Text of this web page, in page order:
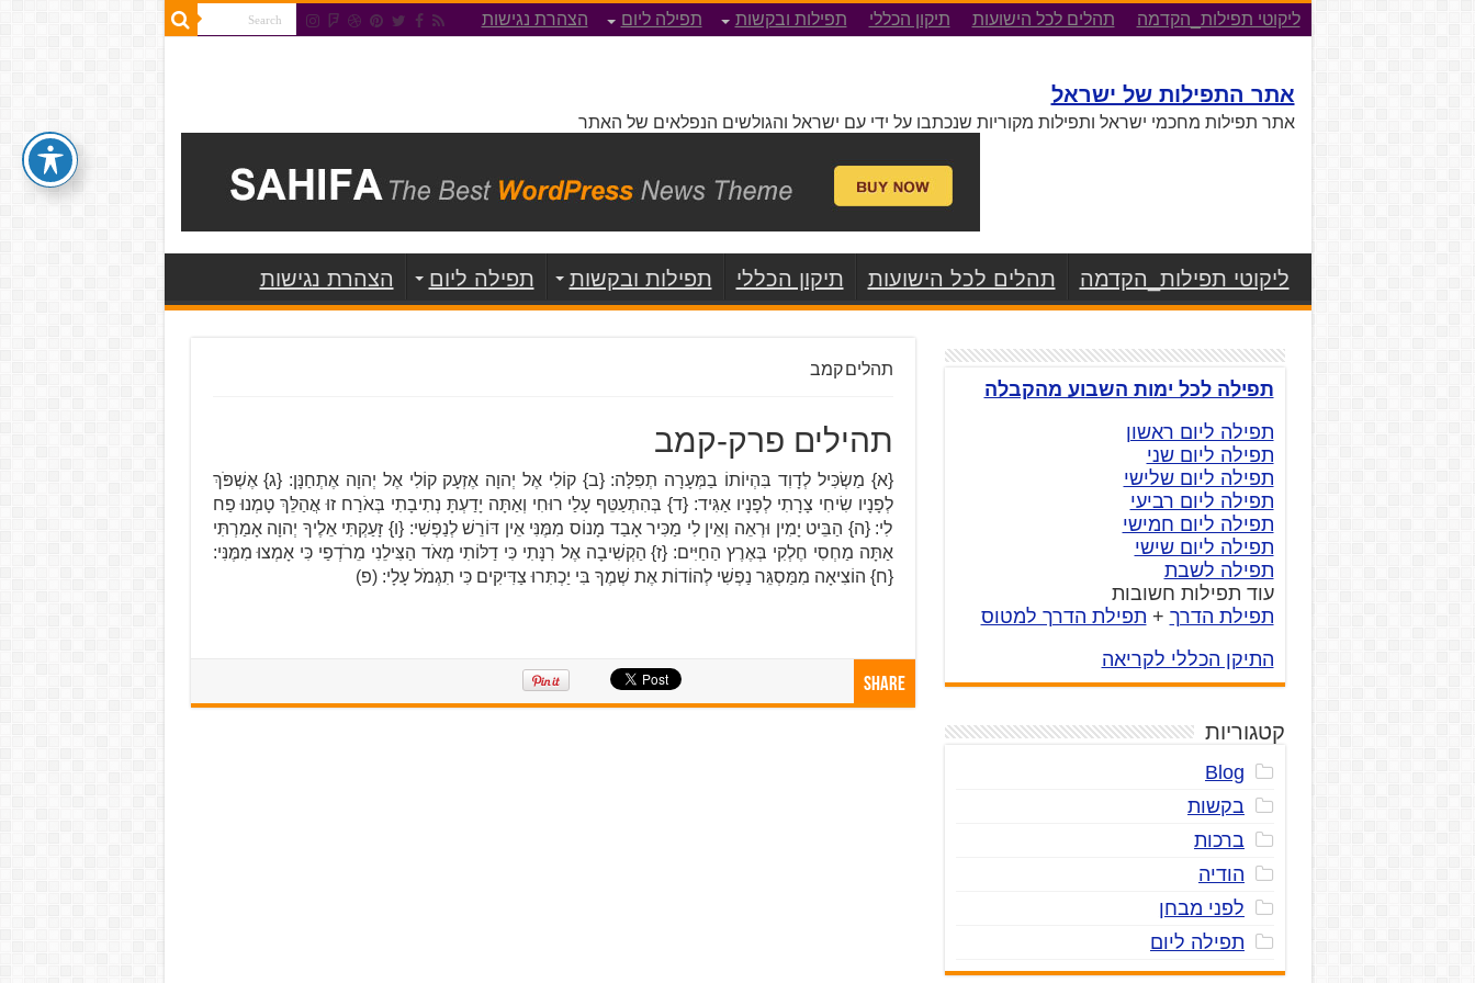
ליקוטי תפילות_הקדמה תהלים לכל הישועות תיקון הכללי תפילות ובקשות תפילה ליום הצהרת נגישות
אתר התפילות של ישראל
אתר תפילות מחכמי ישראל ותפילות מקוריות שנכתבו על ידי עם ישראל והגולשים הנפלאים של האתר
ליקוטי תפילות_הקדמה תהלים לכל הישועות תיקון הכללי תפילות ובקשות תפילה ליום הצהרת נגישות
תהלים קמב
תהילים פרק-קמב
{א} מַשְׂכִּיל לְדָוִד בִּהְיוֹתוֹ בַמְּעָרָה תְפִלָּה: {ב} קוֹלִי אֶל יְהוָה אֶזְעָק קוֹלִי אֶל יְהוָה אֶתְחַנָּן: {ג} אֶשְׁפֹּךְ
לְפָנָיו שִׂיחִי צָרָתִי לְפָנָיו אַגִּיד: {ד} בְּהִתְעַטֵּף עָלַי רוּחִי וְאַתָּה יָדַעְתָּ נְתִיבָתִי בְּאֹרַח זוּ אֲהַלֵּךְ טָמְנוּ פַח
לִי: {ה} הַבֵּיט יָמִין וּרְאֵה וְאֵין לִי מַכִּיר אָבַד מָנוֹס מִמֶּנִּי אֵין דּוֹרֵשׁ לְנַפְשִׁי: {ו} זָעַקְתִּי אֵלֶיךָ יְהוָה אָמַרְתִּי
אַתָּה מַחְסִי חֶלְקִי בְּאֶרֶץ הַחַיִּים: {ז} הַקְשִׁיבָה אֶל רִנָּתִי כִּי דַלּוֹתִי מְאֹד הַצִּילֵנִי מֵרֹדְפַי כִּי אָמְצוּ מִמֶּנִּי:
{ח} הוֹצִיאָה מִמַּסְגֵּר נַפְשִׁי לְהוֹדוֹת אֶת שְׁמֶךָ בִּי יַכְתִּרוּ צַדִּיקִים כִּי תִגְמֹל עָלָי: (פ)
Share
תפילה לכל ימות השבוע מהקבלה
תפילה ליום ראשון
תפילה ליום שני
תפילה ליום שלישי
תפילה ליום רביעי
תפילה ליום חמישי
תפילה ליום שישי
תפילה לשבת
עוד תפילות חשובות
תפילת הדרך + תפילת הדרך למטוס
התיקן הכללי לקריאה
קטגוריות
Blog
בקשות
ברכות
הודיה
לפני מבחן
תפילה ליום